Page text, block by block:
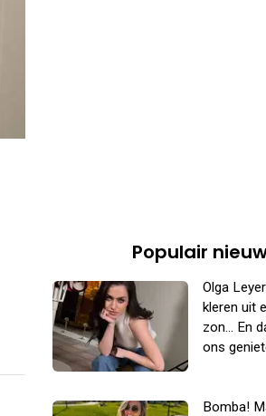
Populair
Olga
kleren uit
zon... En
ons
Bomba!